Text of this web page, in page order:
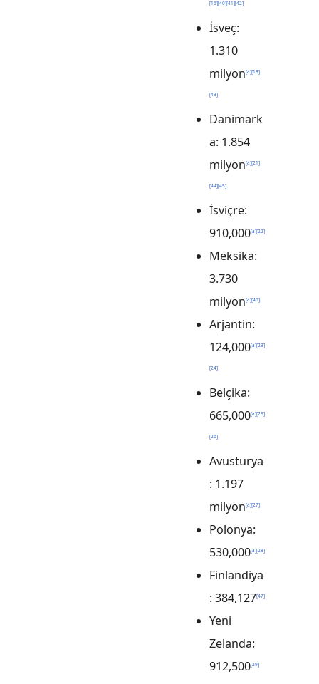
[16][40][41][42]
İsveç:
1.310
milyon[a][18]
[43]
Danimark
a: 1.854
milyon[a][21]
[44][45]
İsviçre:
910,000[a][22]
Meksika:
3.730
milyon[a][46]
Arjantin:
124,000[a][23]
[24]
Belçika:
665,000[a][25]
[26]
Avusturya
: 1.197
milyon[a][27]
Polonya:
530,000[a][28]
Finlandiya
: 384,127[47]
Yeni
Zelanda:
912,500[29]